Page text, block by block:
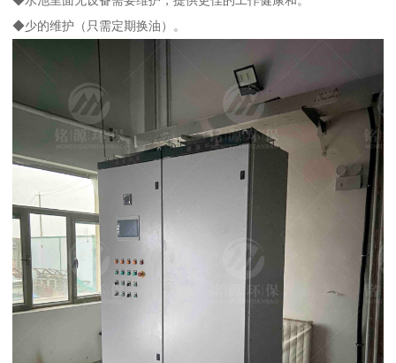
◆少的维护（只需定期换油）。